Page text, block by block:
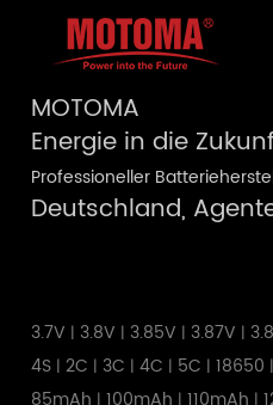
MOTOMA
Energie in die
Professioneller
Deutschland,
3.7V | 3.8V | 3.85V | 3.87V |
4S |2C | 3C |4C | 5C |18650 |
85mAh 100mAh 110mAh